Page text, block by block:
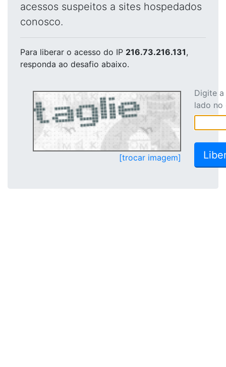
acessos suspeitos a sites hospedados
conosco.
Para liberar o acesso do IP 216.73.216.131,
responda ao desafio abaixo.
[trocar imagem]
Digite
lado no